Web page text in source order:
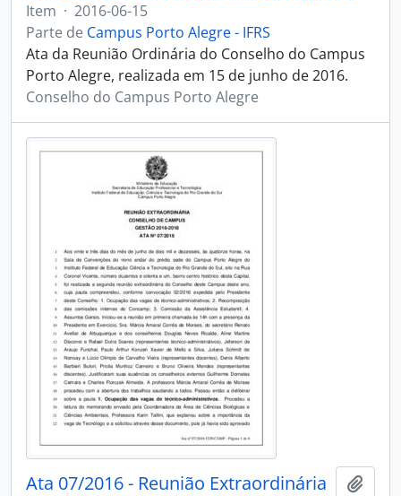
Item · 2016-06-15
Parte de Campus Porto Alegre - IFRS
Ata da Reunião Ordinária do Conselho do Campus
Porto Alegre, realizada em 15 de junho de 2016.
Conselho do Campus Porto Alegre
Ata 07/2016 - Reunião Extraordinária